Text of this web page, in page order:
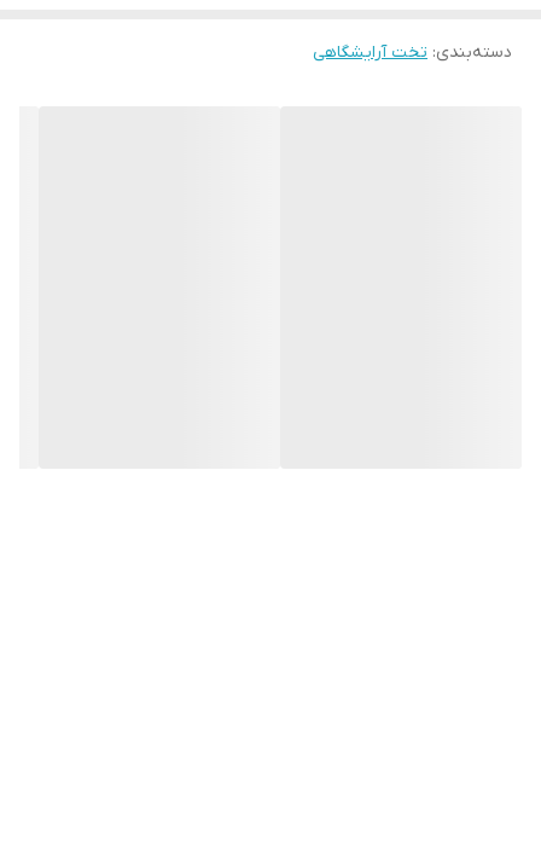
با سپاس
دسته‌بندی: تخت آرایشگاهی